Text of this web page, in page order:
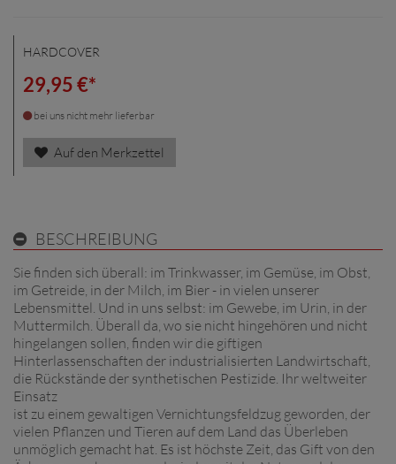
HARDCOVER
29,95 €*
bei uns nicht mehr lieferbar
Auf den Merkzettel
BESCHREIBUNG
Sie finden sich überall: im Trinkwasser, im Gemüse, im Obst,
im Getreide, in der Milch, im Bier - in vielen unserer
Lebensmittel. Und in uns selbst: im Gewebe, im Urin, in der
Muttermilch. Überall da, wo sie nicht hingehören und nicht
hingelangen sollen, finden wir die giftigen
Hinterlassenschaften der industrialisierten Landwirtschaft,
die Rückstände der synthetischen Pestizide. Ihr weltweiter
Einsatz
ist zu einem gewaltigen Vernichtungsfeldzug geworden, der
vielen Pflanzen und Tieren auf dem Land das Überleben
unmöglich gemacht hat. Es ist höchste Zeit, das Gift von den